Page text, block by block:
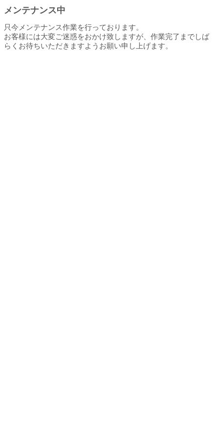
メンテナンス中
只今メンテナンス作業を行っております。
お客様には大変ご迷惑をおかけ致しますが、作業完了までしば
らくお待ちいただきますようお願い申し上げます。